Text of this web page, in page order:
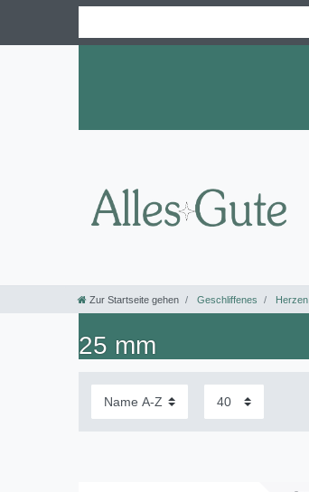
Zur Startseite gehen Geschliffenes Herzen
25 mm